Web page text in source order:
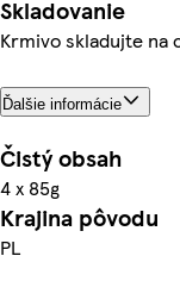
Skladovanie
Krmivo skladujte na
Ďalšie informácie
Čistý obsah
4 x 85g
Krajina pôvodu
PL